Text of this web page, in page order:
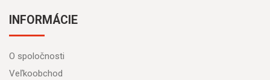
INFORMÁCIE
O spoločnosti
Veľkoobchod